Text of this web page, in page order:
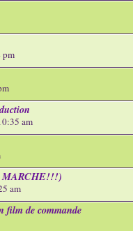
pm
am
MARCHE!!!)
am
film de commande